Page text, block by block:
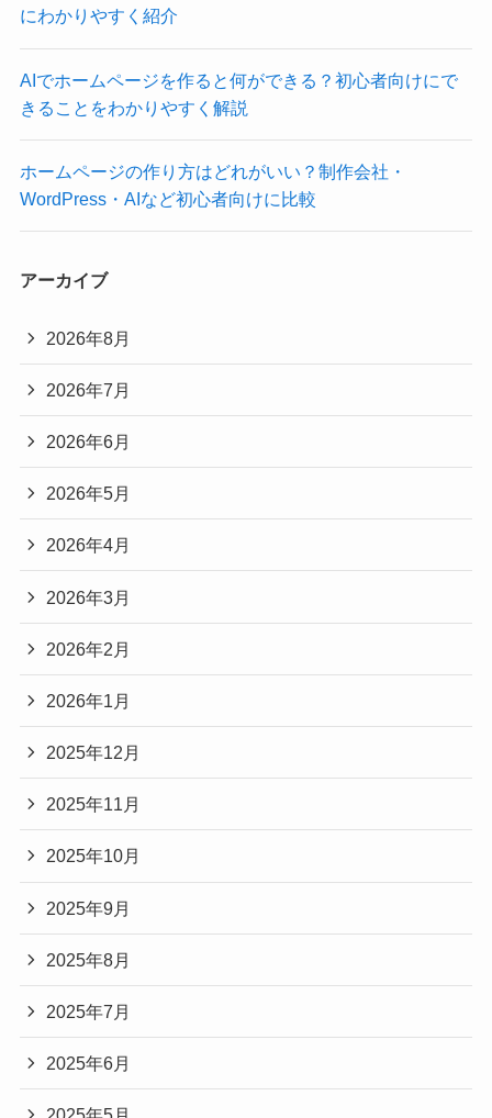
にわかりやすく紹介
AIでホームページを作ると何ができる？初心者向けにで
きることをわかりやすく解説
ホームページの作り方はどれがいい？制作会社・
WordPress・AIなど初心者向けに比較
アーカイブ
2026年8月
2026年7月
2026年6月
2026年5月
2026年4月
2026年3月
2026年2月
2026年1月
2025年12月
2025年11月
2025年10月
2025年9月
2025年8月
2025年7月
2025年6月